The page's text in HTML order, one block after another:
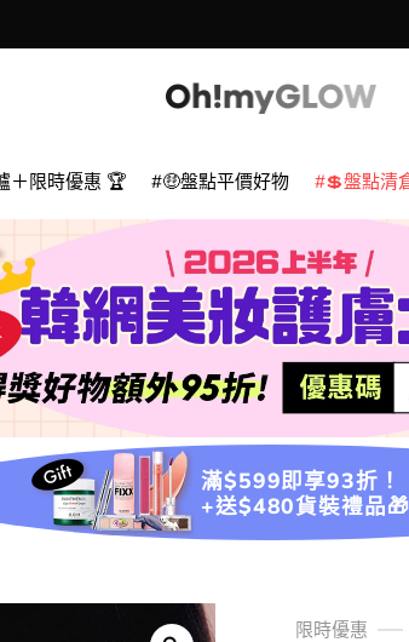
＋限時優惠 🏆 🤑盤點平價好物 💲盤點清
滿$599即享93折！
+送$480貨裝禮品🎁
限時優惠